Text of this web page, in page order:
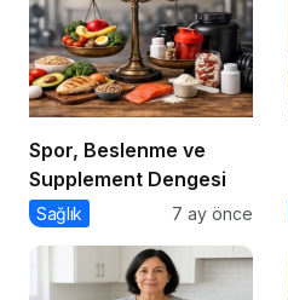
Spor, Beslenme ve
Supplement Dengesi
Sağlık 7 ay önce